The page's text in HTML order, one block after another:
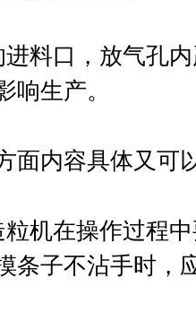
口，放气孔内
响生产。
内容具体又可
在操作过程中
条子不沾手时，